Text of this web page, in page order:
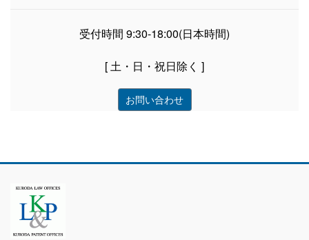
受付時間 9:30-18:00(日本時間)
[ 土・日・祝日除く ]
お問い合わせ